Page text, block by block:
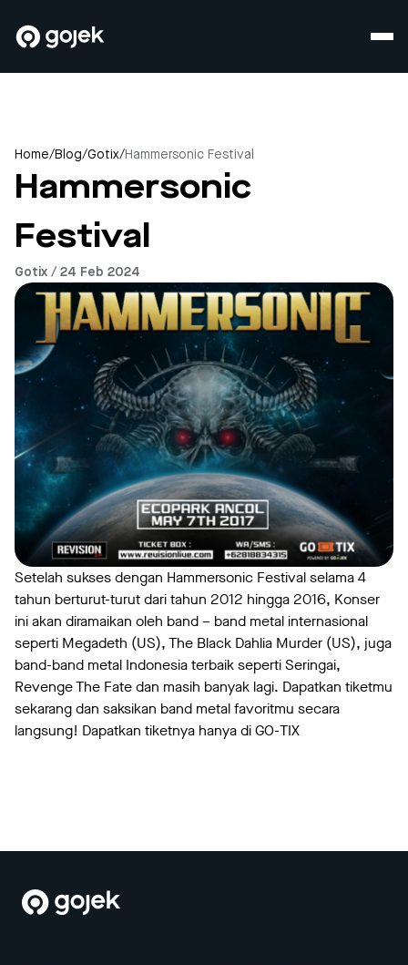
Home/Blog/Gotix/Hammersonic Festival
Hammersonic
Festival
Gotix / 24 Feb 2024
Setelah sukses dengan Hammersonic Festival selama 4
tahun berturut-turut dari tahun 2012 hingga 2016, Konser
ini akan diramaikan oleh band – band metal internasional
seperti Megadeth (US), The Black Dahlia Murder (US), juga
band-band metal Indonesia terbaik seperti Seringai,
Revenge The Fate dan masih banyak lagi. Dapatkan tiketmu
sekarang dan saksikan band metal favoritmu secara
langsung! Dapatkan tiketnya hanya di GO-TIX